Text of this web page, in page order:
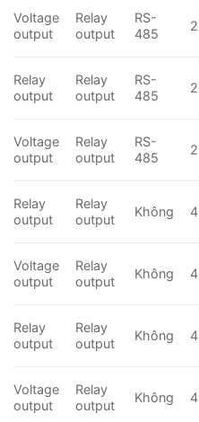
Voltage
output
Relay
output
RS-
485
2
Relay
output
Relay
output
RS-
485
2
Voltage
output
Relay
output
RS-
485
2
Relay
output
Relay
output
Không 4
Voltage
output
Relay
output
Không 4
Relay
output
Relay
output
Không 4
Voltage
output
Relay
output
Không 4